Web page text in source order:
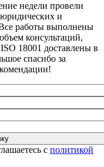
недели провели
и
Все работы выполнены
консультаций,
18001 доставлены в
спасибо за
с политикой